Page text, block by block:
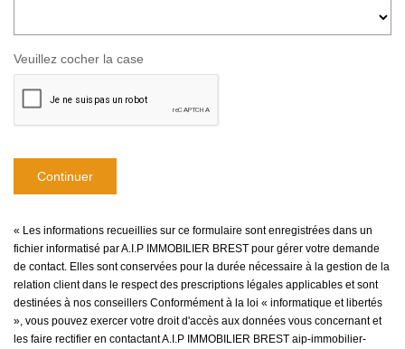
Veuillez cocher la case
Continuer
« Les informations recueillies sur ce formulaire sont enregistrées dans un
fichier informatisé par A.I.P IMMOBILIER BREST pour gérer votre demande
de contact. Elles sont conservées pour la durée nécessaire à la gestion de la
relation client dans le respect des prescriptions légales applicables et sont
destinées à nos conseillers Conformément à la loi « informatique et libertés
», vous pouvez exercer votre droit d'accès aux données vous concernant et
les faire rectifier en contactant A.I.P IMMOBILIER BREST aip-immobilier-